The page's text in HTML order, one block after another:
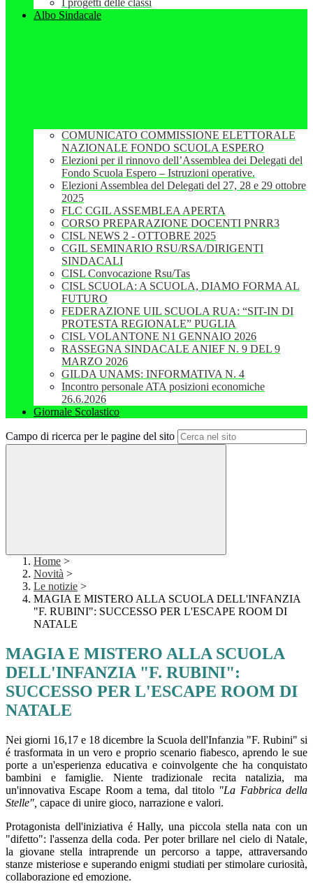
I progetti delle classi
Albo Sindacale
COMUNICATO COMMISSIONE ELETTORALE
NAZIONALE FONDO SCUOLA ESPERO
Elezioni per il rinnovo dell’Assemblea dei Delegati del
Fondo Scuola Espero – Istruzioni operative.
Elezioni Assemblea del Delegati del 27, 28 e 29 ottobre
2025
FLC CGIL ASSEMBLEA APERTA
CORSO PREPARAZIONE DOCENTI PNRR3
CISL NEWS 2 - OTTOBRE 2025
CGIL SEMINARIO RSU/RSA/DIRIGENTI
SINDACALI
CISL Convocazione Rsu/Tas
CISL SCUOLA: A SCUOLA, DIAMO FORMA AL
FUTURO
FEDERAZIONE UIL SCUOLA RUA: “SIT-IN DI
PROTESTA REGIONALE” PUGLIA
CISL VOLANTONE N1 GENNAIO 2026
RASSEGNA SINDACALE ANIEF N. 9 DEL 9
MARZO 2026
GILDA UNAMS: INFORMATIVA N. 4
Incontro personale ATA posizioni economiche
26.6.2026
Giornale Scolastico
Campo di ricerca per le pagine del sito
Home >
Novità >
Le notizie >
MAGIA E MISTERO ALLA SCUOLA DELL'INFANZIA
"F. RUBINI": SUCCESSO PER L'ESCAPE ROOM DI
NATALE
MAGIA E MISTERO ALLA SCUOLA
DELL'INFANZIA "F. RUBINI":
SUCCESSO PER L'ESCAPE ROOM DI
NATALE
Nei giorni 16,17 e 18 dicembre la Scuola dell'Infanzia "F. Rubini" si
é trasformata in un vero e proprio scenario fiabesco, aprendo le sue
porte a un'esperienza educativa e coinvolgente che ha conquistato
bambini e famiglie. Niente tradizionale recita natalizia, ma
un'innovativa Escape Room a tema, dal titolo "La Fabbrica della
Stelle", capace di unire gioco, narrazione e valori.
Protagonista dell'iniziativa é Hally, una piccola stella nata con un
"difetto": l'assenza della coda. Per poter brillare nel cielo di Natale,
la giovane stella intraprende un percorso a tappe, attraversando
stanze misteriose e superando enigmi studiati per stimolare curiosità,
collaborazione ed emozione.